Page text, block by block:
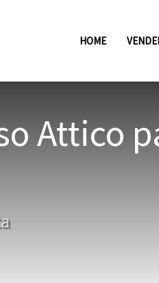
HOME
Attico